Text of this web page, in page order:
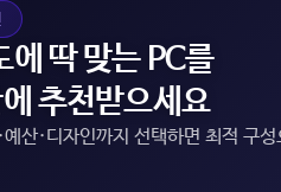
에 딱 맞는 PC를
추천받으세요
예산·디자인까지 선택하면 최적 구